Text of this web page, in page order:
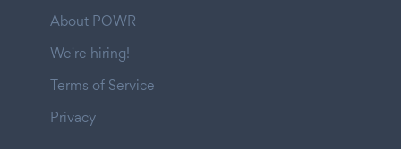
About POWR
We're hiring!
Terms of Service
Privacy